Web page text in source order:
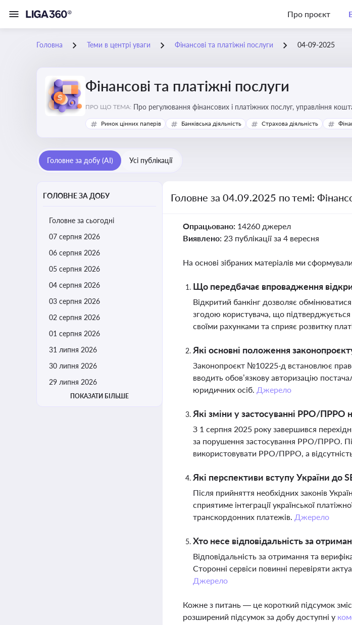
Про проєкт
Головна Теми в центрі уваги Фінансові та платіжні послуги 04-09-2025
Фінансові та платіжні послуги
ПРО ЩО ТЕМА: Про регулювання
Ринок цінних паперів Банківська діяльність Страхова діяльність
Головне за добу (AI) Усі публікації
ГОЛОВНЕ ЗА ДОБУ
Головне за сьогодні
07 серпня 2026
06 серпня 2026
05 серпня 2026
04 серпня 2026
03 серпня 2026
02 серпня 2026
01 серпня 2026
31 липня 2026
30 липня 2026
29 липня 2026
ПОКАЗАТИ БІЛЬШЕ
Головне за 04.09.2025 по темі:
Опрацьовано: 14260 джерел
Виявлено: 23 публікації за 4 вересня
На основі зібраних матеріалів ми
Що передбачає впровадження
Відкритий банкінг дозволяє
згодою користувача, що
своїми рахунками та сприяє розвитку
Які основні положення
Законопроєкт №10225-д встановлює
вводить обов’язкову авторизацію
юридичних осіб. Джерело
Які зміни у застосуванні РРО/ПРРО
З 1 серпня 2025 року завершився
за порушення застосування РРО/ПРРО.
використовувати РРО/ПРРО, а
Які перспективи вступу України до
Після прийняття необхідних законів
сприятиме інтеграції української
транскордонних платежів. Джерело
Хто несе відповідальність за
Відповідальність за отримання та
Сторонні сервіси повинні перевіряти
Джерело
Кожне з питань — це короткий підсумок
розширений підсумок за добу доступні у